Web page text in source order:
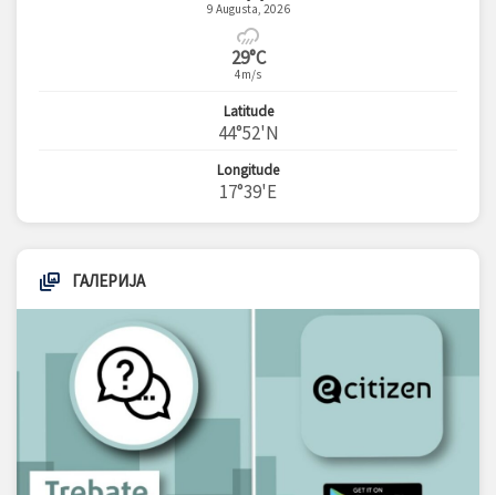
9 Augusta, 2026
29°C
4m/s
Latitude
44°52'N
Longitude
17°39'E
ГАЛЕРИЈА